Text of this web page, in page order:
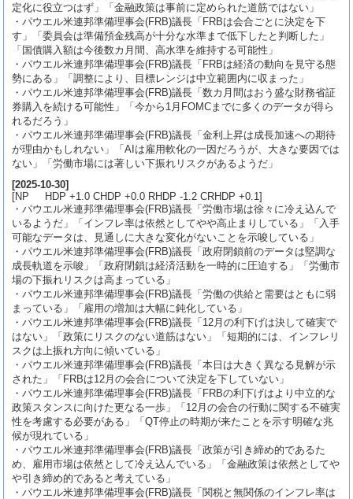
定化に役立つはず」「金融政策は事前に定められた道筋ではない」
・パウエル米連邦準備理事会(FRB)議長「FRBは会合ごとに決定を下
す」「委員会は準備預金残高が十分な水準まで低下したと判断した」
「国債購入額は今後数カ月間、高水準を維持する可能性」
・パウエル米連邦準備理事会(FRB)議長「FRBは経済の動向を見守る態
勢にある」「調整により、目標レンジは中立範囲内に収まった」
・パウエル米連邦準備理事会(FRB)議長「数カ月間はおう盛な財務省証
券購入を続ける可能性」「今から1月FOMCまでに多くのデータが得ら
れるだろう」
・パウエル米連邦準備理事会(FRB)議長「金利上昇は成長加速への期待
が理由かもしれない」「AIは雇用軟化の一因だろうが、大きな要因では
ない」「労働市場には著しい下振れリスクがあるようだ」
[2025-10-30]
[NP HDP +1.0 CHDP +0.0 RHDP -1.2 CRHDP +0.1]
・パウエル米連邦準備理事会(FRB)議長「労働市場は徐々に冷え込んで
いるようだ」「インフレ率は依然としてやや高止まりしている」「入手
可能なデータは、見通しに大きな変化がないことを示唆している」
・パウエル米連邦準備理事会(FRB)議長「政府閉鎖前のデータは堅調な
成長軌道を示唆」「政府閉鎖は経済活動を一時的に圧迫する」「労働市
場の下振れリスクは高まっている」
・パウエル米連邦準備理事会(FRB)議長「労働の供給と需要はともに弱
まっている」「雇用の増加は大幅に鈍化している」
・パウエル米連邦準備理事会(FRB)議長「12月の利下げは決して確実で
はない」「政策にリスクのない道筋はない」「短期的には、インフレリ
スクは上振れ方向に傾いている」
・パウエル米連邦準備理事会(FRB)議長「本日は大きく異なる見解が示
された」「FRBは12月の会合について決定を下していない」
・パウエル米連邦準備理事会(FRB)議長「FRBの利下げはより中立的な
政策スタンスに向けた更なる一歩」「12月の会合の行動に関する不確実
性を考慮する必要がある」「QT停止の時期が来たことを示す明確な兆
候が現れている」
・パウエル米連邦準備理事会(FRB)議長「政策が引き締め的であるた
め、雇用市場は依然として冷え込んでいる」「金融政策は依然としてや
や引き締め的であると考えている」
・パウエル米連邦準備理事会(FRB)議長「関税と無関係のインフレ率は